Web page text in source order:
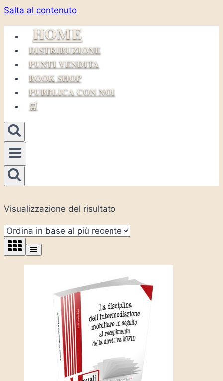
Salta al contenuto
HOME
DISTRIBUZIONE
PUNTI VENDITA
BOOK SHOP
PUBBLICA CON NOI
🛒
Visualizzazione del risultato